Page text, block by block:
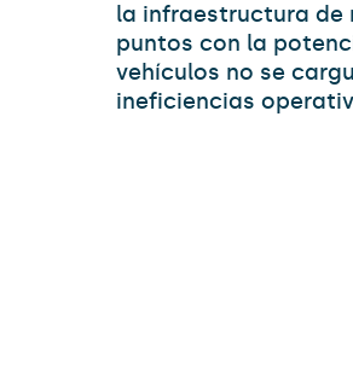
la infraestructura de
puntos con la
vehículos no se
ineficiencias